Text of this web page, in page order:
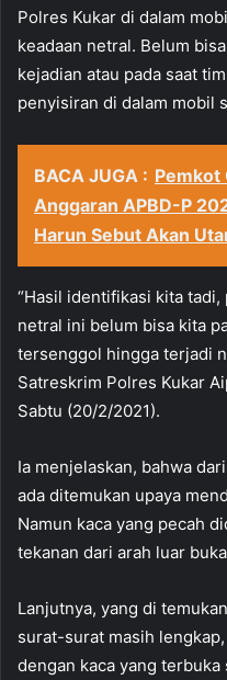
Polres Kukar di dalam
keadaan netral. Belum
kejadian atau pada saat
penyisiran di dalam mobil
BACA JUGA : Pemkot
Anggaran APBD-P
Harun Sebut Akan
“Hasil identifikasi kita
netral ini belum bisa kita
tersenggol hingga terjadi
Satreskrim Polres Kukar
Sabtu (20/2/2021).
Ia menjelaskan, bahwa
ada ditemukan upaya
Namun kaca yang pecah
tekanan dari arah luar
Lanjutnya, yang di
surat-surat masih
dengan kaca yang terbuka